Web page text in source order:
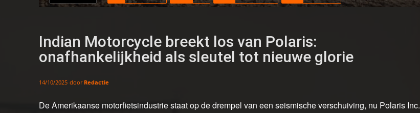
Indian Motorcycle breekt los van Polaris:
onafhankelijkheid als sleutel tot nieuwe glorie
14/10/2025 door Redactie
De Amerikaanse motorfietsindustrie staat op de drempel van een seismische verschuiving, nu Polaris Inc.